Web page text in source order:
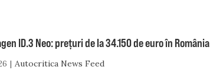
ID.3 Neo: prețuri de la 34.150 de euro în România
Autocritica News Feed